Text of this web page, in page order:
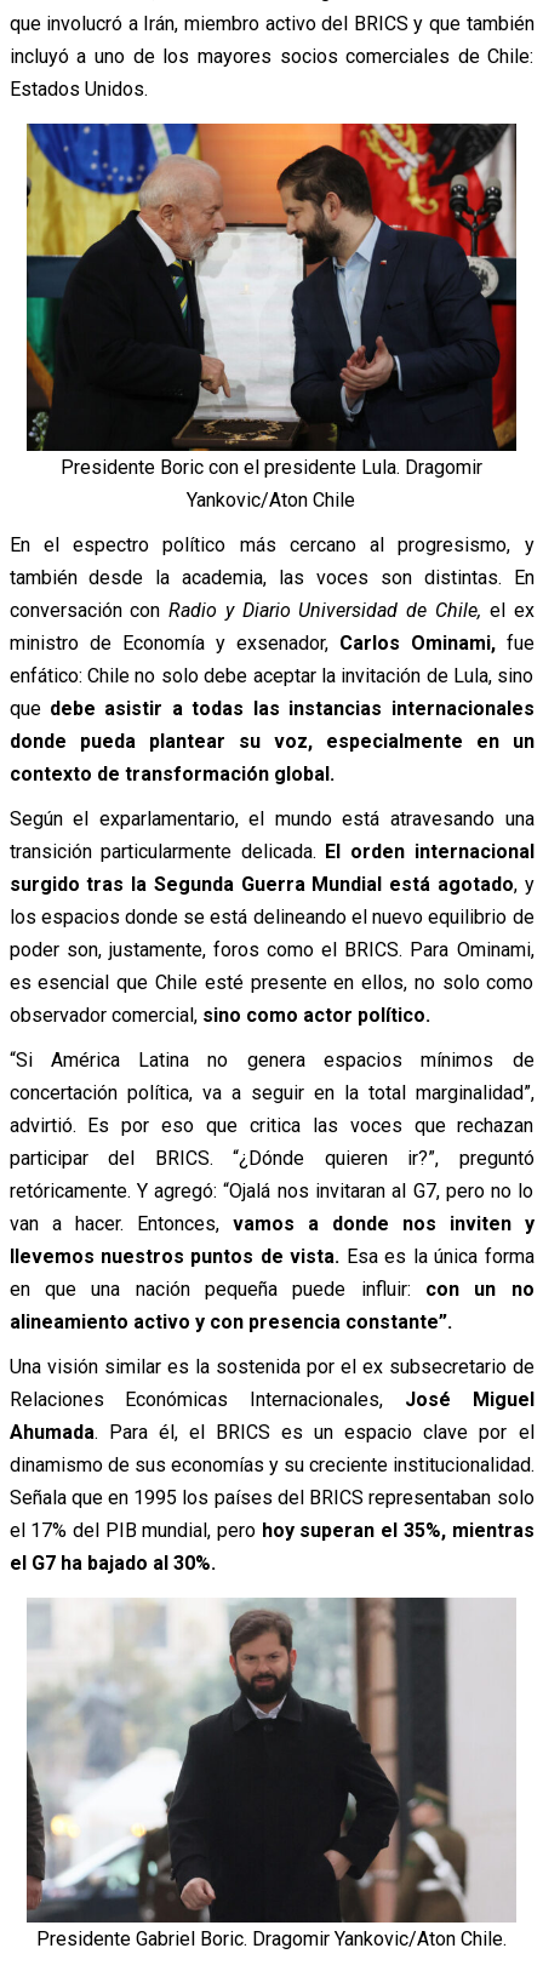
que involucró a Irán, miembro activo del BRICS y que también
incluyó a uno de los mayores socios comerciales de Chile:
Estados Unidos.
Presidente Boric con el presidente Lula. Dragomir
Yankovic/Aton Chile
En el espectro político más cercano al progresismo, y
también desde la academia, las voces son distintas. En
conversación conRadio y Diario Universidad de Chile, el ex
ministro de Economía y exsenador, Carlos Ominami,fue
enfático: Chile no solo debe aceptar la invitación de Lula, sino
que debe asistir a todas las instancias internacionales
donde pueda plantear su voz, especialmente en un
contexto de transformación global.
Según el exparlamentario, el mundo está atravesando una
transición particularmente delicada. El orden internacional
surgido tras la Segunda Guerra Mundial está agotado, y
los espacios donde se está delineando el nuevo equilibrio de
poder son, justamente, foros como el BRICS. Para Ominami,
es esencial que Chile esté presente en ellos, no solo como
observador comercial, sino como actor político.
“Si América Latina no genera espacios mínimos de
concertación política, va a seguir en la total marginalidad”,
advirtió. Es por eso que critica las voces que rechazan
participar del BRICS. “¿Dónde quieren ir?”, preguntó
retóricamente. Y agregó: “Ojalá nos invitaran al G7, pero no lo
van a hacer. Entonces, vamos a donde nos inviten y
llevemos nuestros puntos de vista. Esa es la única forma
en que una nación pequeña puede influir: con un no
alineamiento activo y con presencia constante”.
Una visión similar es la sostenida por el ex subsecretario de
Relaciones Económicas Internacionales, José Miguel
Ahumada. Para él, el BRICS es un espacio clave por el
dinamismo de sus economías y su creciente institucionalidad.
Señala que en 1995 los países del BRICS representaban solo
el 17% del PIB mundial, pero hoy superan el 35%, mientras
el G7 ha bajado al 30%.
Presidente Gabriel Boric. Dragomir Yankovic/Aton Chile.